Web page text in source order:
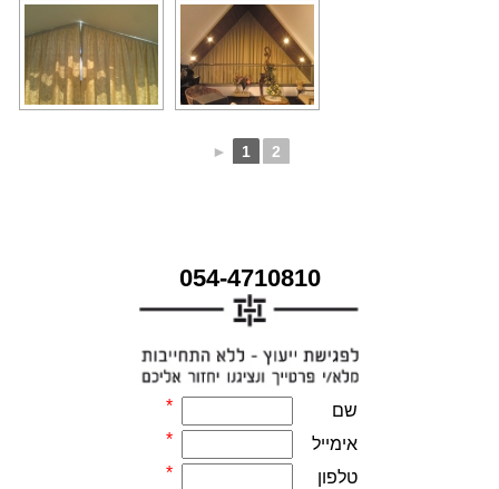
1 2
►
054-4710810
שם
*
אימייל
*
טלפון
*